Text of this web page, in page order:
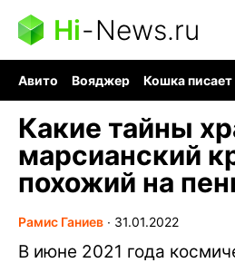
Hi-News.ru
Авито Вояджер Кошка писает
Какие тайны
марсианский
похожий на
Рамис Ганиев ∙ 31.01.2022
В июне 2021 года